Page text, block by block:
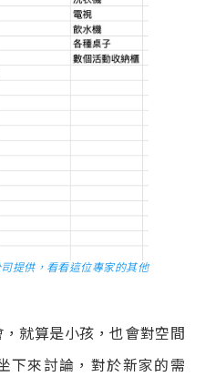
提供，看看這位專家的其他
，就算是小孩，也會對空間
下來討論，對於新家的需